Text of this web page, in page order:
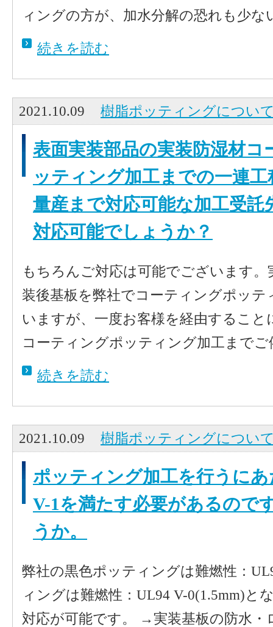
ィングの方が、加水分解の恐れも少
続きを読む
2021.10.09 樹脂ポッティングについ
表面実装部品の実装防湿材
ッティング加工までの一連
量産まで対応可能な加工受
対応可能でしょうか？
もちろんご対応は可能でございます
装後基板を弊社でコーティングポッ
いますが、一度お客様を経由するこ
コーティングポッティング加工まで
続きを読む
2021.10.09 樹脂ポッティングについ
ポッティング加工を行うに
V-1を満たす必要があるので
うか。
弊社の黒色ポッティングは難燃性：
ィングは難燃性：UL94 V-0(1.5mm)と
対応が可能です。 →実装基板の防水・